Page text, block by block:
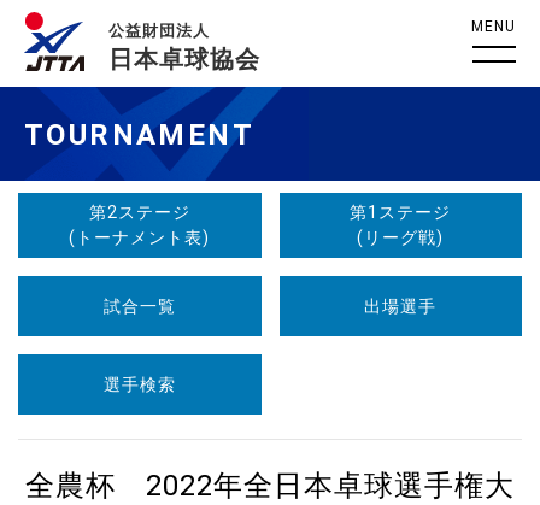
公益財団法人
日本卓球協会
MENU
TOURNAMENT
第2ステージ
(トーナメント表)
第1ステージ
(リーグ戦)
試合一覧 出場選手
選手検索
全農杯 2022年全日本卓球選手権大